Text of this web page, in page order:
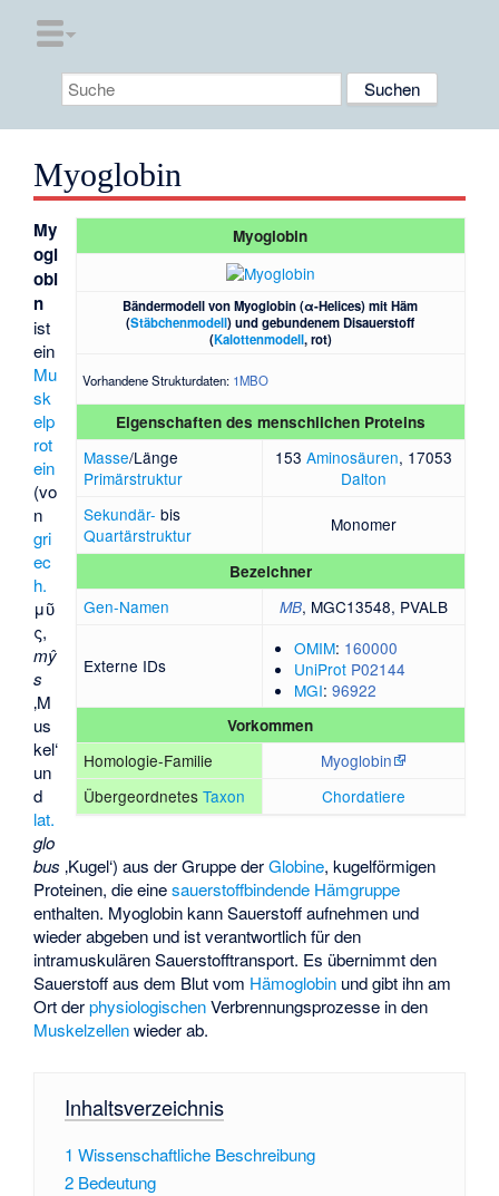
Myoglobin
Myoglobin
Bändermodell von Myoglobin (α-Helices) mit Häm
(Stäbchenmodell) und gebundenem Disauerstoff
(Kalottenmodell, rot)
Vorhandene Strukturdaten: 1MBO
Eigenschaften des menschlichen Proteins
Masse/Länge
Primärstruktur
153 Aminosäuren, 17053
Dalton
Sekundär- bis
Quartärstruktur
Monomer
Bezeichner
Gen-Namen MB, MGC13548, PVALB
Externe IDs
OMIM: 160000
UniProt P02144
MGI:96922
Vorkommen
Homologie-Familie
Myoglobin
ÜbergeordnetesTaxon Chordatiere
My
ogl
obi
n
ist
ein
Mu
sk
elp
rot
ein
(vo
n
gri
ec
h.
μῦ
ς,
mŷ
s
‚M
us
kel‘
un
d
lat.
glo
bus ‚Kugel‘) aus der Gruppe derGlobine, kugelförmigen
Proteinen, die einesauerstoffbindende Hämgruppe
enthalten. Myoglobin kann Sauerstoff aufnehmen und
wieder abgeben und ist verantwortlich für den
intramuskulären Sauerstofftransport. Es übernimmt den
Sauerstoff aus dem Blut vom Hämoglobin und gibt ihn am
Ort derphysiologischenVerbrennungsprozesse in den
Muskelzellenwieder ab.
Inhaltsverzeichnis
1 Wissenschaftliche Beschreibung
2 Bedeutung